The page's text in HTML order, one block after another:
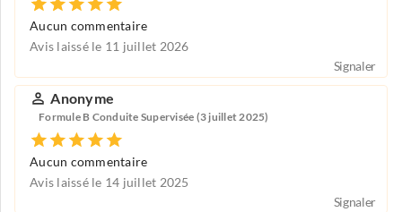
Aucun commentaire
Avis laissé le 11 juillet 2026
Signaler
Anonyme
Formule B Conduite Supervisée (3 juillet 2025)
Aucun commentaire
Avis laissé le 14 juillet 2025
Signaler